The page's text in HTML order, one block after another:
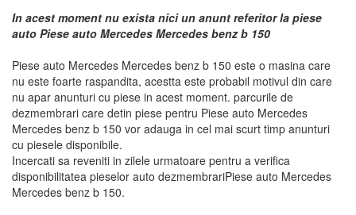
In acest moment nu exista nici un anunt referitor la piese
auto Piese auto Mercedes Mercedes benz b 150
Piese auto Mercedes Mercedes benz b 150 este o masina care
nu este foarte raspandita, acestta este probabil motivul din care
nu apar anunturi cu piese in acest moment. parcurile de
dezmembrari care detin piese pentru Piese auto Mercedes
Mercedes benz b 150 vor adauga in cel mai scurt timp anunturi
cu piesele disponibile.
Incercati sa reveniti in zilele urmatoare pentru a verifica
disponibilitatea pieselor auto dezmembrariPiese auto Mercedes
Mercedes benz b 150.